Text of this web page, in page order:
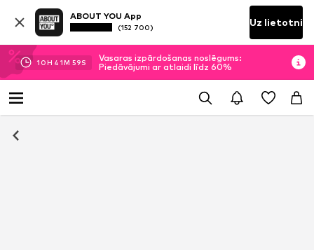
ABOUT YOU App
(152 700) Uz lietotni
10H 41M 58S
Vasaras izpārdošanas noslēgums:
Piedāvājumi ar atlaidi līdz 60%